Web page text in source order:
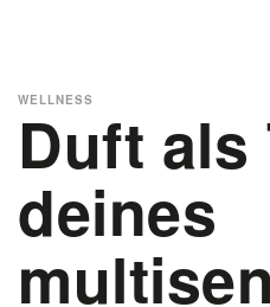
Duft als
deines
WELLNESS